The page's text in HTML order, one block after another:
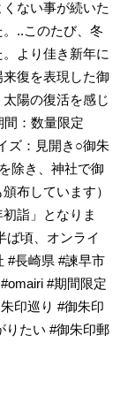
ない事が続いた
..このたび、冬
より佳き新年に
復を表現した御
陽の復活を感じ
間：数量限定
ズ：見開き○御朱
除き、神社で御
布しています）
詣」となりま
ば頃、オンライ
#長崎県 #諫早市
#期間限定
印巡り #御朱印
りたい #御朱印郵